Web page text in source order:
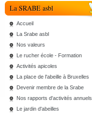
La SRABE asbl
Accueil
La Srabe asbl
Nos valeurs
Le rucher école - Formation
Activités apicoles
La place de l'abeille à Bruxelles
Devenir membre de la Srabe
Nos rapports d'activités annuels
Le jardin d'abeilles